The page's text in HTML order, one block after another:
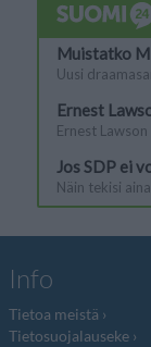
Info
Tietoa meistä
Tietosuojalauseke